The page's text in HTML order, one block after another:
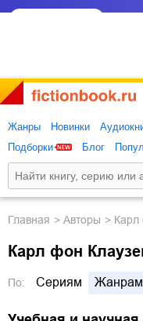
Жанры Новинки
Подборки
Блог
Главная Авторы
Карл фон
По: Сериям Жанрам